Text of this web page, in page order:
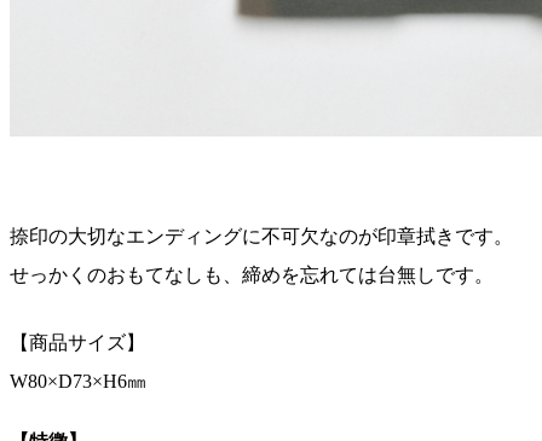
捺印の大切なエンディングに不可欠なのが印章拭きです。
せっかくのおもてなしも、締めを忘れては台無しです。
【商品サイズ】
W80×D73×H6㎜